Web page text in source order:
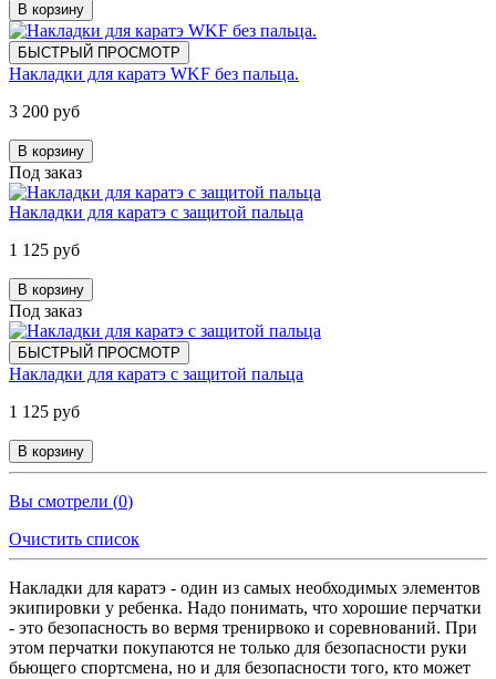
В корзину
БЫСТРЫЙ ПРОСМОТР
Накладки для каратэ WKF без пальца.
3 200 руб
В корзину
Под заказ
Накладки для каратэ с защитой пальца
1 125 руб
В корзину
Под заказ
БЫСТРЫЙ ПРОСМОТР
Накладки для каратэ с защитой пальца
1 125 руб
В корзину
Вы смотрели (0)
Очистить список
Накладки для каратэ - один из самых необходимых элементов
экипировки у ребенка. Надо понимать, что хорошие перчатки
- это безопасность во вермя тренирвоко и соревнований. При
этом перчатки покупаются не только для безопасности руки
бьющего спортсмена, но и для безопасности того, кто может